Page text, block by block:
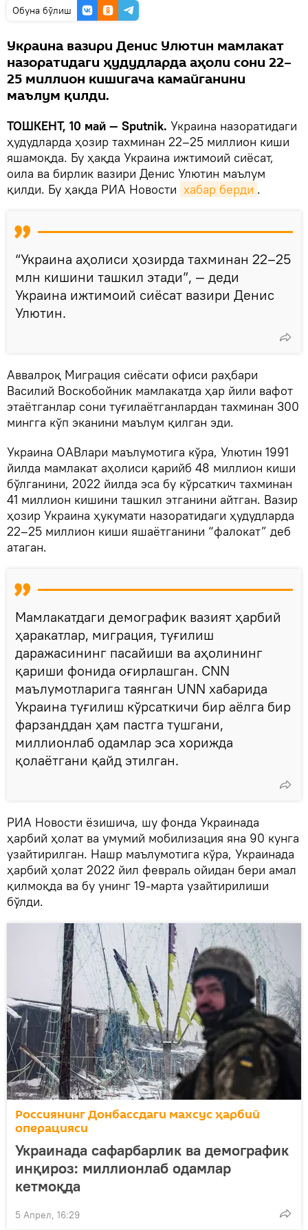
Oбуна бўлиш
Украина вазири Денис Улютин мамлакат
назоратидаги ҳудудларда аҳоли сони 22–
25 миллион кишигача камайганини
маълум қилди.
ТОШКЕНТ, 10 май — Sputnik. Украина назоратидаги
ҳудудларда ҳозир тахминан 22–25 миллион киши
яшамоқда. Бу ҳақда Украина ижтимоий сиёсат,
оила ва бирлик вазири Денис Улютин маълум
қилди. Бу ҳақда РИА Новости хабар берди .
“Украина аҳолиси ҳозирда тахминан 22–25
млн кишини ташкил этади”, — деди
Украина ижтимоий сиёсат вазири Денис
Улютин.
Аввалроқ Миграция сиёсати офиси раҳбари
Василий Воскобойник мамлакатда ҳар йили вафот
этаётганлар сони туғилаётганлардан тахминан 300
мингга кўп эканини маълум қилган эди.
Украина ОАВлари маълумотига кўра, Улютин 1991
йилда мамлакат аҳолиси қарийб 48 миллион киши
бўлганини, 2022 йилда эса бу кўрсаткич тахминан
41 миллион кишини ташкил этганини айтган. Вазир
ҳозир Украина ҳукумати назоратидаги ҳудудларда
22–25 миллион киши яшаётганини “фалокат” деб
атаган.
Мамлакатдаги демографик вазият ҳарбий
ҳаракатлар, миграция, туғилиш
даражасининг пасайиши ва аҳолининг
қариши фонида оғирлашган. CNN
маълумотларига таянган UNN хабарида
Украина туғилиш кўрсаткичи бир аёлга бир
фарзанддан ҳам пастга тушгани,
миллионлаб одамлар эса хорижда
қолаётгани қайд этилган.
РИА Новости ёзишича, шу фонда Украинада
ҳарбий ҳолат ва умумий мобилизация яна 90 кунга
узайтирилган. Нашр маълумотига кўра, Украинада
ҳарбий ҳолат 2022 йил февраль ойидан бери амал
қилмоқда ва бу унинг 19-марта узайтирилиши
бўлди.
Россиянинг Донбассдаги махсус ҳарбий
операцияси
Украинада сафарбарлик ва демографик
инқироз: миллионлаб одамлар
кетмоқда
5 Апрел, 16:29